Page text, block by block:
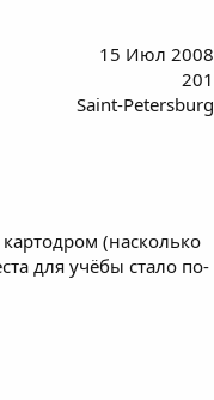
15 Июл 2008
201
Saint-Petersburg
(насколько
для учёбы стало по-